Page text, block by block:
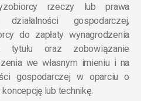
rzeczy lub prawa
działalności gospodarczej,
do zapłaty wynagrodzenia
oraz zobowiązanie
we własnym imieniu i na
gospodarczej w oparciu o
lub technikę.